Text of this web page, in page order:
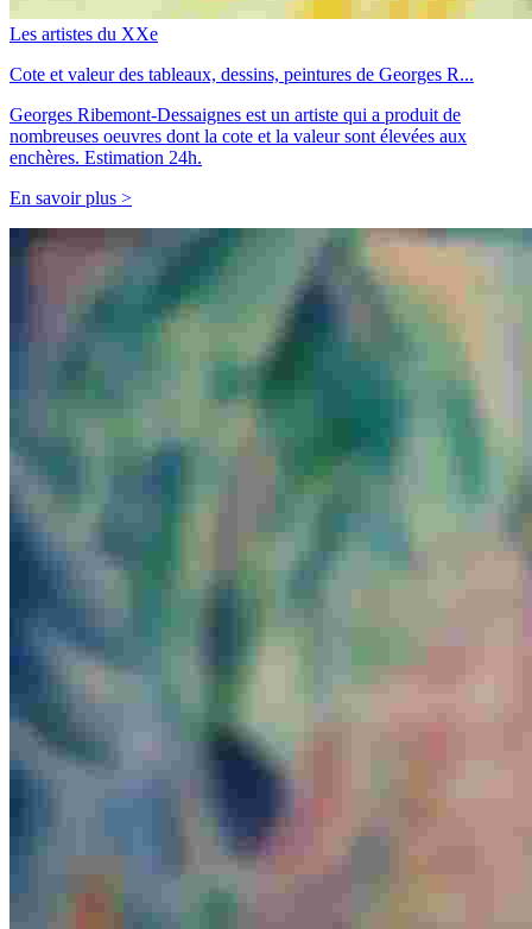
Les artistes du XXe
Cote et valeur des tableaux, dessins, peintures de Georges R...
Georges Ribemont-Dessaignes est un artiste qui a produit de
nombreuses oeuvres dont la cote et la valeur sont élevées aux
enchères. Estimation 24h.
En savoir plus >